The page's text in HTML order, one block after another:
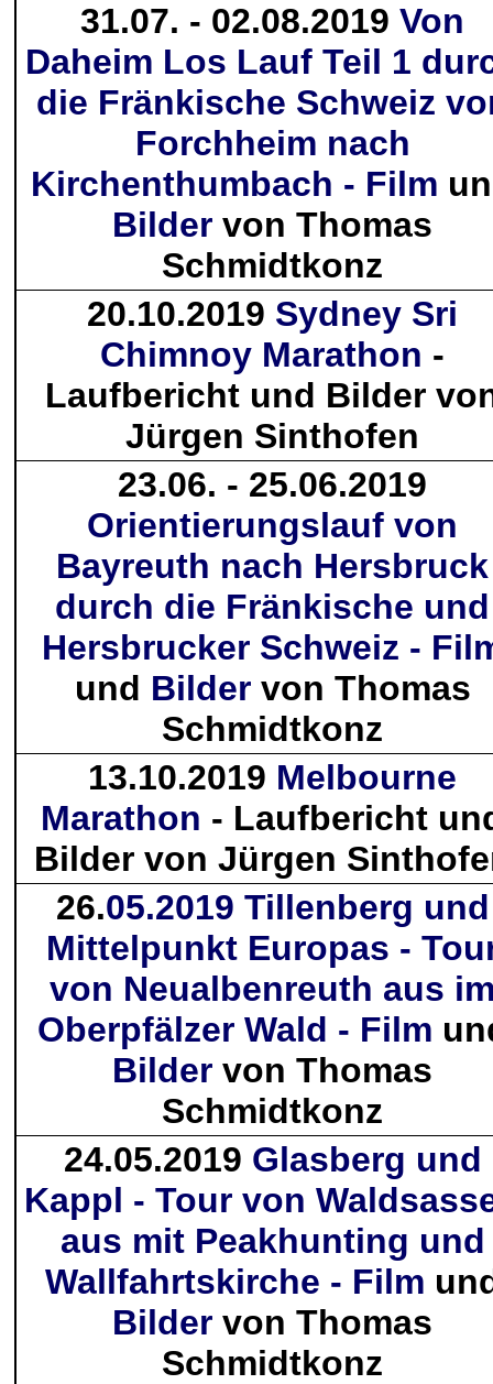
31.07. - 02.08.2019 Von
Daheim Los Lauf Teil 1
die Fränkische Schweiz
Forchheim nach
Kirchenthumbach - Film
Bilder von Thomas
Schmidtkonz
20.10.2019 Sydney Sri
Chimnoy Marathon -
Laufbericht und Bilder
Jürgen Sinthofen
23.06. - 25.06.2019
Orientierungslauf von
Bayreuth nach Hersbruck
durch die Fränkische und
Hersbrucker Schweiz -
und Bildervon Thomas
Schmidtkonz
13.10.2019 Melbourne
Marathon - Laufbericht
Bilder von Jürgen
26.05.2019 Tillenberg und
Mittelpunkt Europas -
von Neualbenreuth aus
Oberpfälzer Wald - Film
Bilder von Thomas
Schmidtkonz
24.05.2019 Glasberg und
Kappl - Tour von
aus mit Peakhunting und
Wallfahrtskirche - Film
Bilder von Thomas
Schmidtkonz